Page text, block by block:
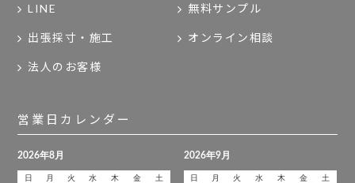
LINE 無料サンプル
出張採寸・施工 オンライン相談
法人のお客様
営業日カレンダー